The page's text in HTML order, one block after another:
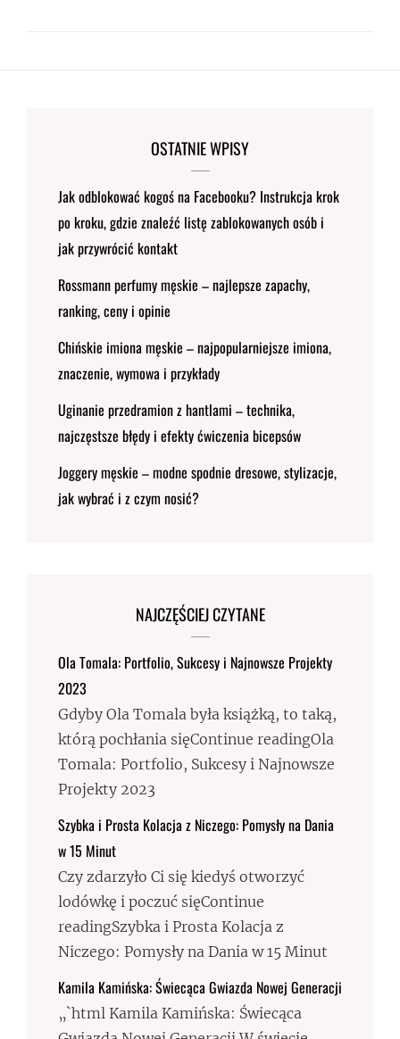
OSTATNIE WPISY
Jak odblokować kogoś na Facebooku? Instrukcja krok
po kroku, gdzie znaleźć listę zablokowanych osób i
jak przywrócić kontakt
Rossmann perfumy męskie – najlepsze zapachy,
ranking, ceny i opinie
Chińskie imiona męskie – najpopularniejsze imiona,
znaczenie, wymowa i przykłady
Uginanie przedramion z hantlami – technika,
najczęstsze błędy i efekty ćwiczenia bicepsów
Joggery męskie – modne spodnie dresowe, stylizacje,
jak wybrać i z czym nosić?
NAJCZĘŚCIEJ CZYTANE
Ola Tomala: Portfolio, Sukcesy i Najnowsze Projekty
2023
Gdyby Ola Tomala była książką, to taką,
którą pochłania sięContinue readingOla
Tomala: Portfolio, Sukcesy i Najnowsze
Projekty 2023
Szybka i Prosta Kolacja z Niczego: Pomysły na Dania
w 15 Minut
Czy zdarzyło Ci się kiedyś otworzyć
lodówkę i poczuć sięContinue
readingSzybka i Prosta Kolacja z
Niczego: Pomysły na Dania w 15 Minut
Kamila Kamińska: Świecąca Gwiazda Nowej Generacji
„`html Kamila Kamińska: Świecąca